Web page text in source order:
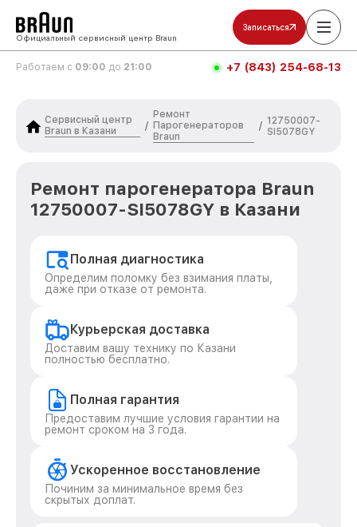
Официальный сервисный центр Braun
Записаться
Работаем с 09:00 до 21:00 +7 (843) 254-68-13
Сервисный центр
Braun в Казани
/
Ремонт
Парогенераторов
Braun
/ 12750007-
SI5078GY
Ремонт парогенератора Braun
12750007-SI5078GY в Казани
Полная диагностика
Определим поломку без взимания платы,
даже при отказе от ремонта.
Курьерская доставка
Доставим вашу технику по Казани
полностью бесплатно.
Полная гарантия
Предоставим лучшие условия гарантии на
ремонт сроком на 3 года.
Ускоренное восстановление
Починим за минимальное время без
скрытых доплат.